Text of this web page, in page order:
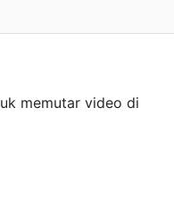
memutar video di